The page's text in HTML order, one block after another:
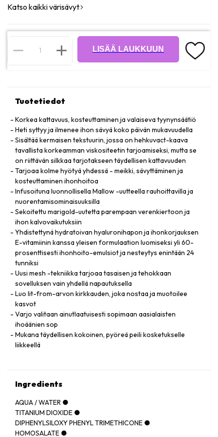
Katso kaikki värisävyt
LISÄÄ LAUKKUUN
Tuotetiedot
Korkea kattavuus, kosteuttaminen ja valaiseva tyynynsäätiö
Heti syttyy ja ilmenee ihon sävyä koko päivän mukavuudella
Sisältää kermaisen tekstuurin, jossa on hehkuvact-kaava
tavallista korkeamman viskositeetin tarjoamiseksi, mutta se
on riittävän silkkaa tarjotakseen täydellisen kattavuuden
Tarjoaa kolme hyötyä yhdessä - meikki, sävyttäminen ja
kosteuttaminen ihonhoitoa
Infusoituna luonnollisella Mallow -uutteella rauhoittavilla ja
nuorentamisominaisuuksilla
Sekoitettu marigold-uutetta parempaan verenkiertoon ja
ihon kalvovaikutuksiin
Yhdistettynä hydratoivan hyaluronihapon ja ihonkorjauksen
E-vitamiinin kanssa yleisen formulaation luomiseksi yli 60-
prosenttisesti ihonhoito-emulsiot ja nesteytys enintään 24
tunniksi
Uusi mesh -tekniikka tarjoaa tasaisen ja tehokkaan
sovelluksen vain yhdellä napautuksella
Luo lit-from-arvon kirkkauden, joka nostaa ja muotoilee
kasvot
Varjo valitaan ainutlaatuisesti sopimaan aasialaisten
ihoäänien sop
Mukana täydellisen kokoinen, pyöreä peili kosketukselle
liikkeellä
Ingredients
AQUA / WATER ●
TITANIUM DIOXIDE ●
DIPHENYLSILOXY PHENYL TRIMETHICONE ●
HOMOSALATE ●